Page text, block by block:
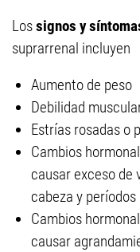
Lossignos y
suprarrenal incluyen
Aumento de peso
Debilidad
Estrías rosadas o
Cambios
causar exceso de
cabeza y
Cambios
causar